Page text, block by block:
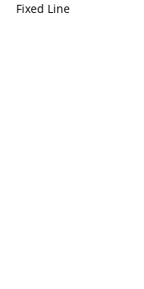
Fixed Line